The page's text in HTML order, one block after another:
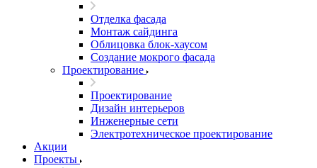
Отделка фасада
Монтаж сайдинга
Облицовка блок-хаусом
Создание мокрого фасада
Проектирование
Проектирование
Дизайн интерьеров
Инженерные сети
Электротехническое проектирование
Акции
Проекты